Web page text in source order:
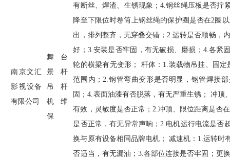
南京文汇
影视设备
有限公司
舞台
景杆
吊杆
机维
保
有断丝、焊渣、生锈现象；4.钢丝绳压板是否拧
降至下限位时卷筒上钢丝绳的保护圈是否在2圈
出，排列整齐，无穿叠交错；2.运转是否顺畅，
好； 3.安装是否牢固，有无破损、磨损； 4.各紧
轮的横梁有无变形； 杆体： 1.装载物吊挂、固定
范围内；2.钢管弯曲变形是否明显，钢管焊接
固；4.表面油漆有否脱落，有无严重生锈； 冲顶
有效，灵敏度是否正常； 2.冲顶、限位距离是否
是否正常，有无异常声响；2.电机运行电流是否
换与原有设备相同品牌电机； 减速机： 1.运转时
否适当，有无漏油； 3.各部位连接是否牢固；更